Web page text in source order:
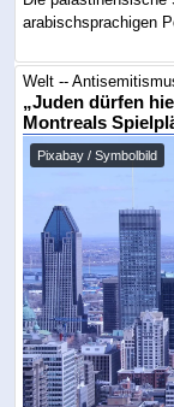
arabischsprachigen
Welt --
„Juden dürfen
Montreals
Pixabay / Symbolbild